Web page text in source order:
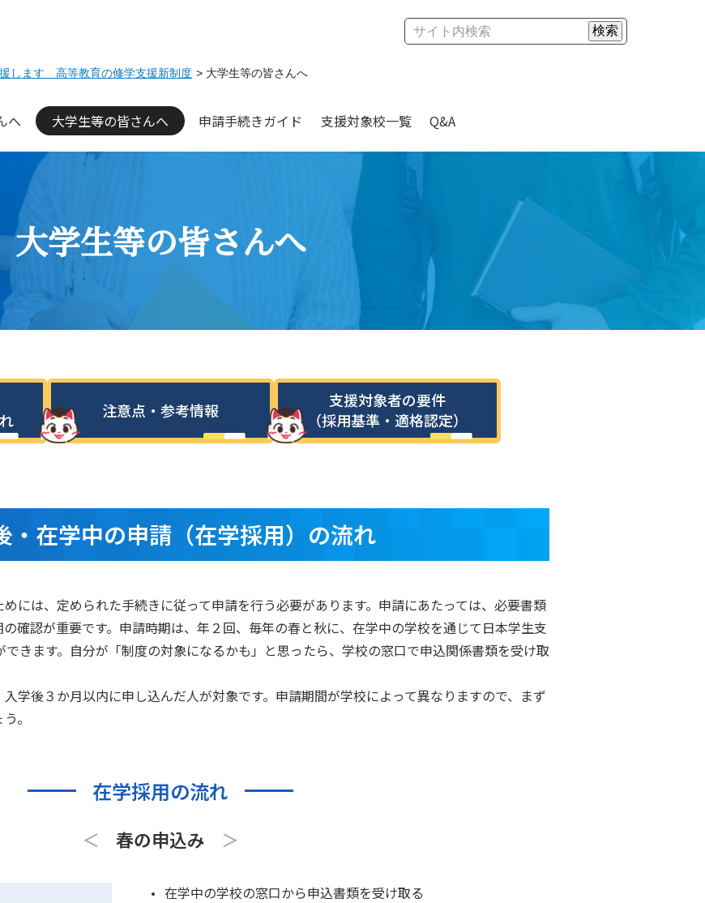
します 高等教育の修学支援新制度 大学生等の皆さんへ
へ 大学生等の皆さんへ 申請手続きガイド 支援対象校一覧 Q&A
大学生等の皆さんへ
注意点・参考情報
支援対象者の要件
（採用基準・適格認定）
・在学中の申請（在学採用）の流れ
には、定められた手続きに従って申請を行う必要があります。申請にあたっては、必要書類
確認が重要です。申請時期は、年２回、毎年の春と秋に、在学中の学校を通じて日本学生支
きます。自分が「制度の対象になるかも」と思ったら、学校の窓口で申込関係書類を受け取
学後３か月以内に申し込んだ人が対象です。申請期間が学校によって異なりますので、まず
。
在学採用の流れ
春の申込み
在学中の学校の窓口から申込書類を受け取る